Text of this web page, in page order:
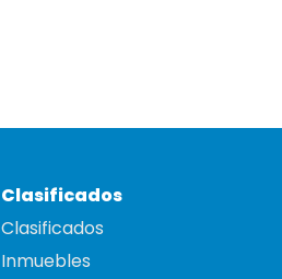
Clasificados
Clasificados
Inmuebles